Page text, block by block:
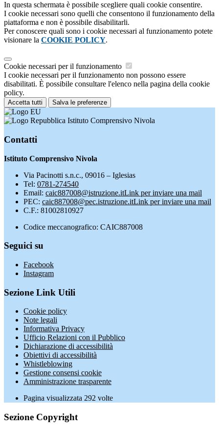
In questa schermata è possibile scegliere quali cookie consentire.
I cookie necessari sono quelli che consentono il funzionamento della
piattaforma e non è possibile disabilitarli.
Per conoscere quali sono i cookie necessari al funzionamento potete
visionare la COOKIE POLICY.
Cookie necessari per il funzionamento
I cookie necessari per il funzionamento non possono essere
disabilitati. È possibile consultare l'elenco nella pagina della cookie
policy.
Accetta tutti Salva le preferenze
Istituto Comprensivo Nivola
Contatti
Istituto Comprensivo Nivola
Via Pacinotti s.n.c., 09016 – Iglesias
Tel: 0781-274540
Email: caic887008@istruzione.itLink per inviare una mail
PEC: caic887008@pec.istruzione.itLink per inviare una mail
C.F.: 81002810927
Codice meccanografico: CAIC887008
Seguici su
Facebook
Instagram
Sezione Link Utili
Cookie policy
Note legali
Informativa Privacy
Ufficio Relazioni con il Pubblico
Dichiarazione di accessibilità
Obiettivi di accessibilità
Whistleblowing
Gestione consensi cookie
Amministrazione trasparente
Pagina visualizzata 292 volte
Sezione Copyright